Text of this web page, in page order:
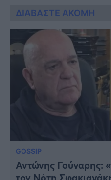
ΔΙΑΒΑΣΤΕ ΑΚΟΜΗ
GOSSIP
Αντώνης Γούναρης: